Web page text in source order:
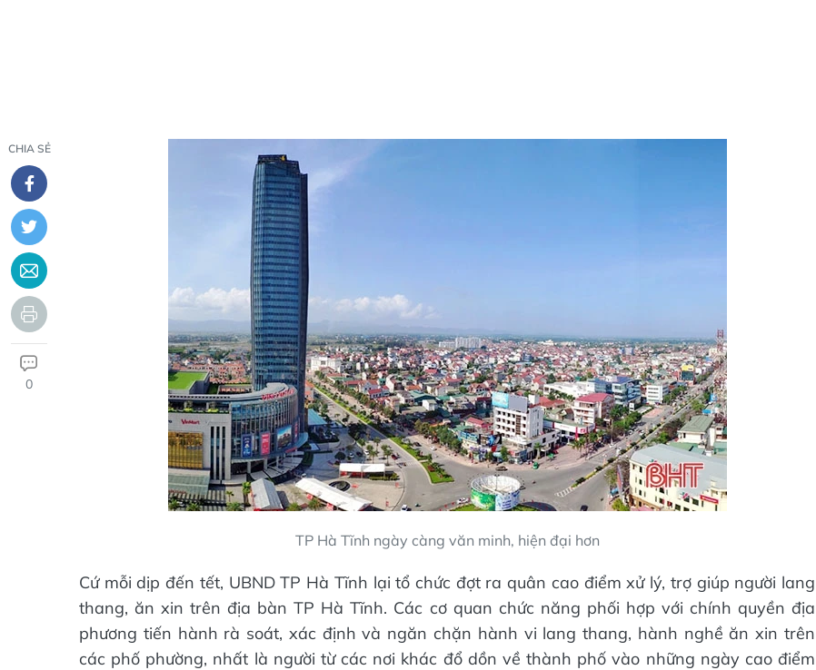
CHIA SẺ
0
TP Hà Tĩnh ngày càng văn minh, hiện đại hơn
Cứ mỗi dịp đến tết, UBND TP Hà Tĩnh lại tổ chức đợt ra quân cao điểm xử lý, trợ giúp người lang
thang, ăn xin trên địa bàn TP Hà Tĩnh. Các cơ quan chức năng phối hợp với chính quyền địa
phương tiến hành rà soát, xác định và ngăn chặn hành vi lang thang, hành nghề ăn xin trên
các phố phường, nhất là người từ các nơi khác đổ dồn về thành phố vào những ngày cao điểm